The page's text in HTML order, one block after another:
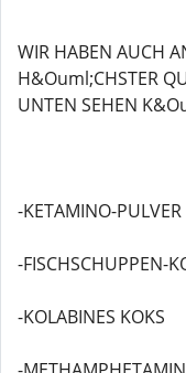
WIR HABEN AUCH
H&Ouml;CHSTER
UNTEN SEHEN
-KETAMINO-PULVER
-FISCHSCHUPPEN-
-KOLABINES KOKS